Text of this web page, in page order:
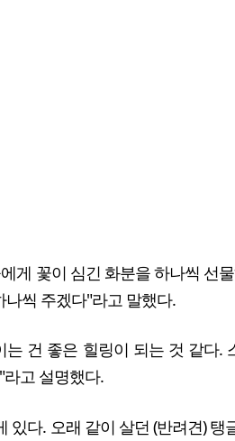
게 꽃이 심긴 화분을 하나씩 선
씩 주겠다"라고 말했다.
건 좋은 힐링이 되는 것 같다.
고 설명했다.
있다. 오래 같이 살던 (반려견) 탱